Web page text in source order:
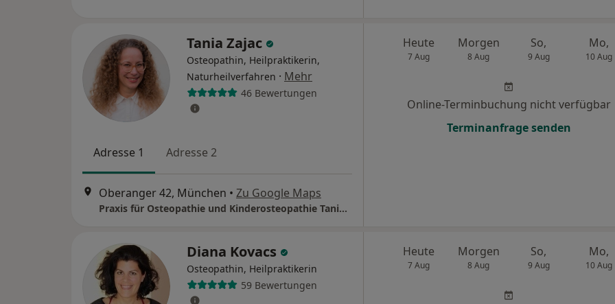
Tania Zajac
Osteopathin, Heilpraktikerin,
Naturheilverfahren · Mehr
46 Bewertungen
Adresse 1 Adresse 2
Oberanger 42, München • Zu Google Maps
Praxis für Osteopathie und Kinderosteopathie Tania Zajac
Heute
7 Aug
Morgen
8 Aug
So,
9 Aug
Mo,
10 Aug
Online-Terminbuchung nicht verfügbar
Terminanfrage senden
Diana Kovacs
Osteopathin, Heilpraktikerin
59 Bewertungen
Heute
7 Aug
Morgen
8 Aug
So,
9 Aug
Mo,
10 Aug